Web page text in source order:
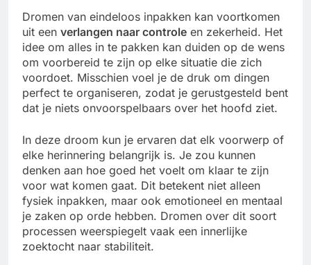
Dromen van eindeloos inpakken kan voortkomen
uit een verlangen naar controle en zekerheid. Het
idee om alles in te pakken kan duiden op de wens
om voorbereid te zijn op elke situatie die zich
voordoet. Misschien voel je de druk om dingen
perfect te organiseren, zodat je gerustgesteld bent
dat je niets onvoorspelbaars over het hoofd ziet.
In deze droom kun je ervaren dat elk voorwerp of
elke herinnering belangrijk is. Je zou kunnen
denken aan hoe goed het voelt om klaar te zijn
voor wat komen gaat. Dit betekent niet alleen
fysiek inpakken, maar ook emotioneel en mentaal
je zaken op orde hebben. Dromen over dit soort
processen weerspiegelt vaak een innerlijke
zoektocht naar stabiliteit.